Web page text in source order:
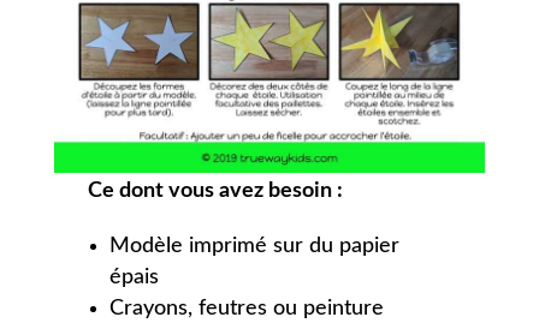
Ce dont vous avez besoin :
Modèle imprimé sur du papier
épais
Crayons, feutres ou peinture